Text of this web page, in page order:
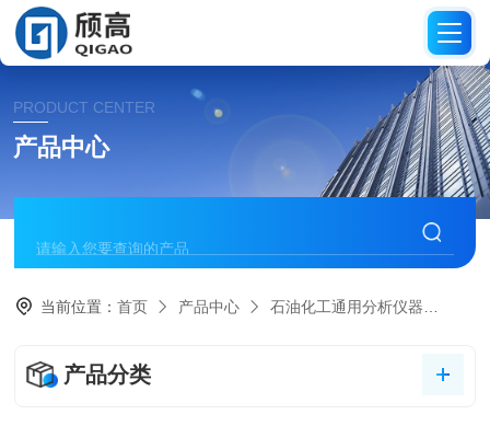
PRODUCT CENTER
产品中心
当前位置：首页 产品中心 石油化工通用分析仪器
产品分类